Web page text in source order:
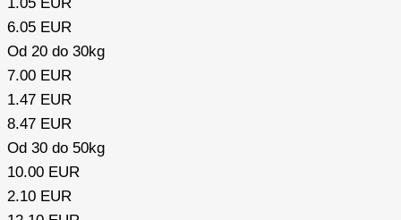
6.05 EUR
Od 20 do 30kg
7.00 EUR​
1.47 EUR
8.47 EUR
Od 30 do 50kg
10.00 EUR​
2.10 EUR